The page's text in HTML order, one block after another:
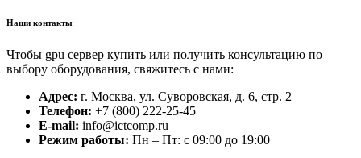
Наши контакты
Чтобы gpu сервер купить или получить консультацию по
выбору оборудования, свяжитесь с нами:
Адрес: г. Москва, ул. Суворовская, д. 6, стр. 2
Телефон: +7 (800) 222-25-45
E-mail: info@ictcomp.ru
Режим работы: Пн – Пт: с 09:00 до 19:00